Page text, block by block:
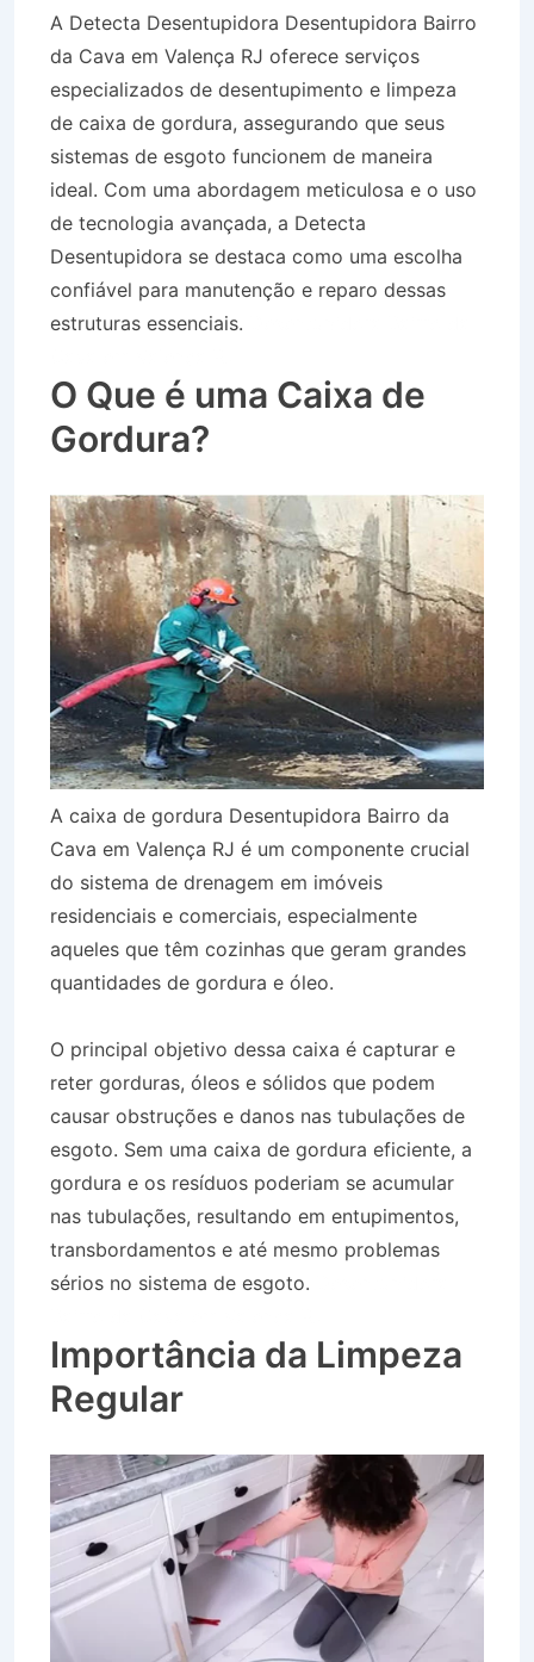
A Detecta Desentupidora Desentupidora Bairro
da Cava em Valença RJ oferece serviços
especializados de desentupimento e limpeza
de caixa de gordura, assegurando que seus
sistemas de esgoto funcionem de maneira
ideal. Com uma abordagem meticulosa e o uso
de tecnologia avançada, a Detecta
Desentupidora se destaca como uma escolha
confiável para manutenção e reparo dessas
estruturas essenciais.
O Que é uma Caixa de
Gordura?
A caixa de gordura Desentupidora Bairro da
Cava em Valença RJ é um componente crucial
do sistema de drenagem em imóveis
residenciais e comerciais, especialmente
aqueles que têm cozinhas que geram grandes
quantidades de gordura e óleo.
O principal objetivo dessa caixa é capturar e
reter gorduras, óleos e sólidos que podem
causar obstruções e danos nas tubulações de
esgoto. Sem uma caixa de gordura eficiente, a
gordura e os resíduos poderiam se acumular
nas tubulações, resultando em entupimentos,
transbordamentos e até mesmo problemas
sérios no sistema de esgoto.
Importância da Limpeza
Regular